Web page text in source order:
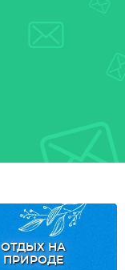
ОТДЫХ НА
ПРИРОДЕ